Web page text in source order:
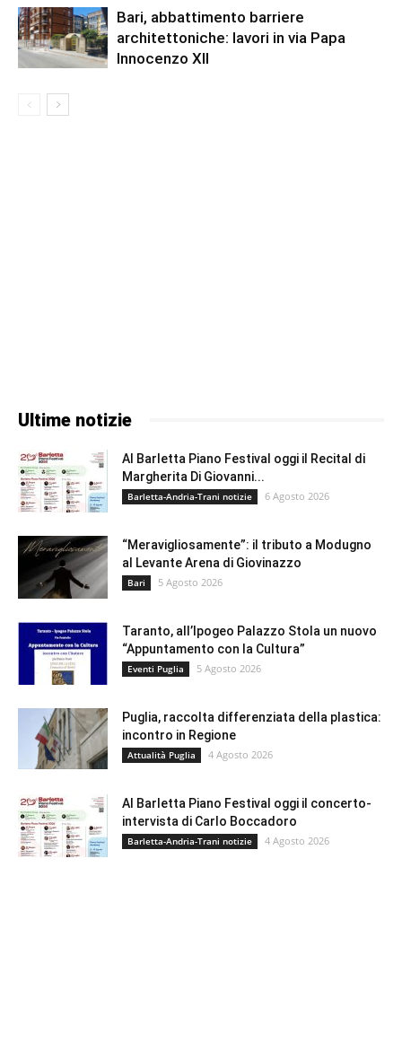
Bari, abbattimento barriere
architettoniche: lavori in via Papa
Innocenzo XII
Ultime notizie
Al Barletta Piano Festival oggi il Recital di
Margherita Di Giovanni...
Barletta-Andria-Trani notizie 6 Agosto 2026
“Meravigliosamente”: il tributo a Modugno
al Levante Arena di Giovinazzo
Bari 5 Agosto 2026
Taranto, all’Ipogeo Palazzo Stola un nuovo
“Appuntamento con la Cultura”
Eventi Puglia 5 Agosto 2026
Puglia, raccolta differenziata della plastica:
incontro in Regione
Attualità Puglia 4 Agosto 2026
Al Barletta Piano Festival oggi il concerto-
intervista di Carlo Boccadoro
Barletta-Andria-Trani notizie 4 Agosto 2026